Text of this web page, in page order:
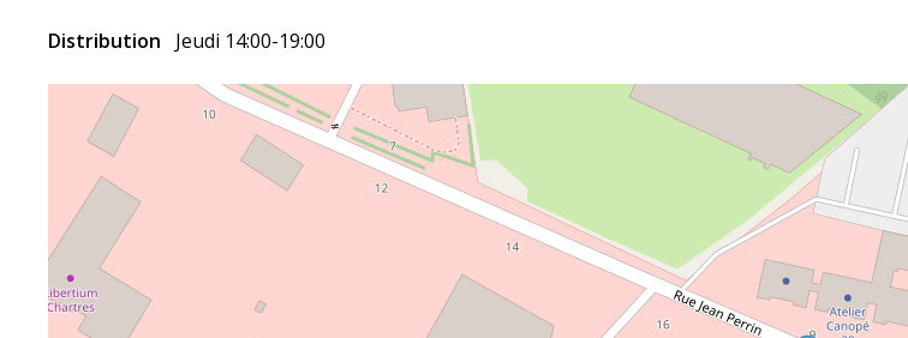
Distribution Jeudi 14:00-19:00